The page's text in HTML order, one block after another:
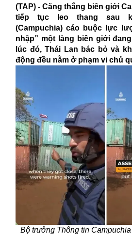
(TAP) - Căng thẳng biên giới
tiếp tục leo thang sau
(Campuchia) cáo buộc lực
nhập” một làng biên giới
lúc đó, Thái Lan bác bỏ và
động đều nằm ở phạm vi chủ
Bộ trưởng Thông tin